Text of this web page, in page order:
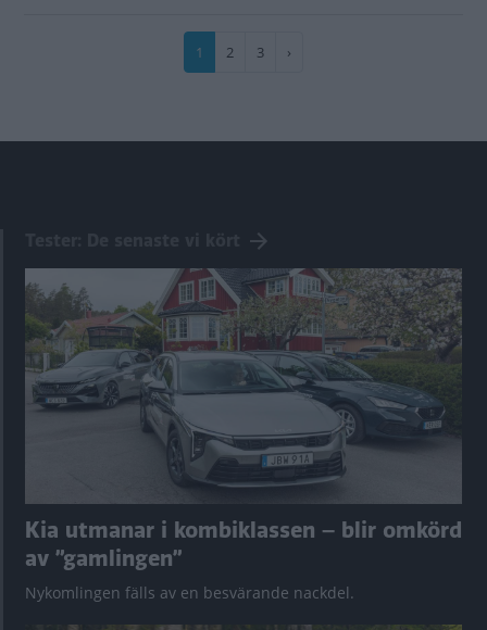
Nuvarande
1 Sida
2 Sida
3
Nästa
›
Kia utmanar i kombiklassen – blir omkörd
av ”gamlingen”
Nykomlingen fälls av en besvärande nackdel.